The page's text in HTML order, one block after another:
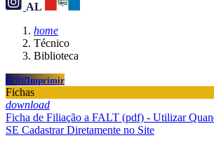
AL
home
Técnico
Biblioteca
printImprimir
Fichas
download
Ficha de Filiação a FALT (pdf) - Utilizar
SE Cadastrar Diretamente no Site